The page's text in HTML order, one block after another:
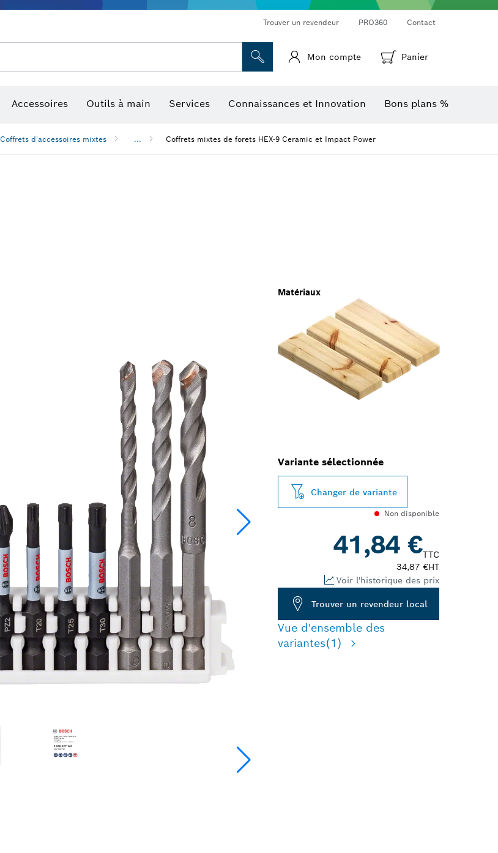
Trouver un revendeur PRO360 Contact
Mon compte Panier
Accessoires Outils à main Services Connaissances et Innovation Bons plans %
Coffrets d'accessoires mixtes ... Coffrets mixtes de forets HEX-9 Ceramic et Impact Power
Matériaux
Variante sélectionnée
Changer de variante
Non disponible
41,84 €TTC
34,87 €HT
Voir l'historique des prix
Trouver un revendeur local
Vue d'ensemble des
variantes(1)